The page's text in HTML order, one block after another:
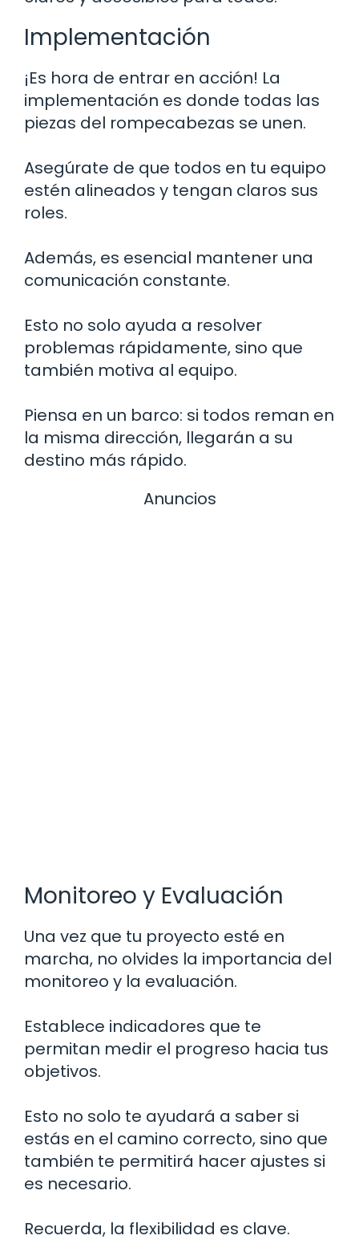
Implementación
¡Es hora de entrar en acción! La
implementación es donde todas las
piezas del rompecabezas se unen.
Asegúrate de que todos en tu equipo
estén alineados y tengan claros sus
roles.
Además, es esencial mantener una
comunicación constante.
Esto no solo ayuda a resolver
problemas rápidamente, sino que
también motiva al equipo.
Piensa en un barco: si todos reman en
la misma dirección, llegarán a su
destino más rápido.
Anuncios
Monitoreo y Evaluación
Una vez que tu proyecto esté en
marcha, no olvides la importancia del
monitoreo y la evaluación.
Establece indicadores que te
permitan medir el progreso hacia tus
objetivos.
Esto no solo te ayudará a saber si
estás en el camino correcto, sino que
también te permitirá hacer ajustes si
es necesario.
Recuerda, la flexibilidad es clave.